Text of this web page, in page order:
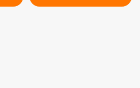
s'organisent en réseau –